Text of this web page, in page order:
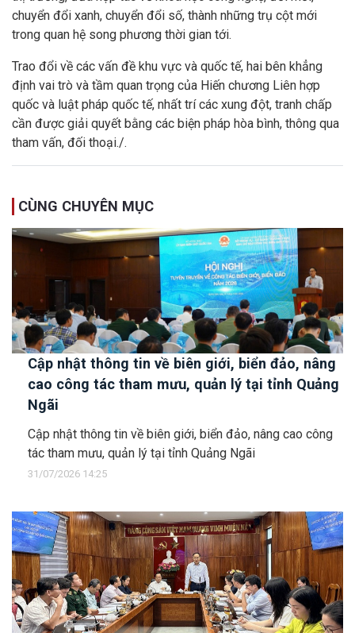
chuyển đổi xanh, chuyển đổi số, thành những trụ cột mới
trong quan hệ song phương thời gian tới.
Trao đổi về các vấn đề khu vực và quốc tế, hai bên khẳng
định vai trò và tầm quan trọng của Hiến chương Liên hợp
quốc và luật pháp quốc tế, nhất trí các xung đột, tranh chấp
cần được giải quyết bằng các biện pháp hòa bình, thông qua
tham vấn, đối thoại./.
CÙNG CHUYÊN MỤC
Cập nhật thông tin về biên giới, biển đảo, nâng
cao công tác tham mưu, quản lý tại tỉnh Quảng
Ngãi
Cập nhật thông tin về biên giới, biển đảo, nâng cao công
tác tham mưu, quản lý tại tỉnh Quảng Ngãi
31/07/2026 14:25